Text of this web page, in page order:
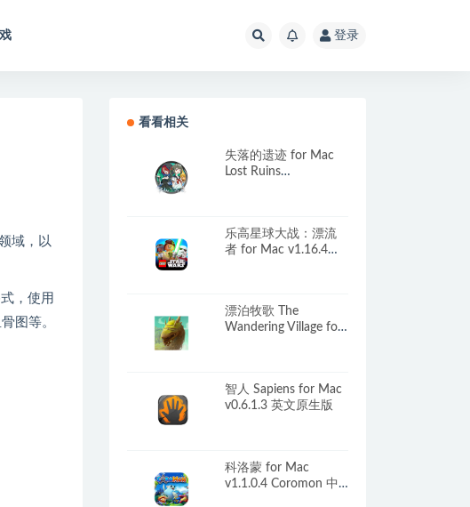
登录
域，以
，使用
图等。
看看相关
失落的遗迹 for Mac
Lost Ruins
乐高星球大战：漂流
者 for Mac v1.16.4
漂泊牧歌 The
Wandering Village for
智人 Sapiens for Mac
v0.6.1.3 英文原生版
科洛蒙 for Mac
v1.1.0.4 Coromon 中